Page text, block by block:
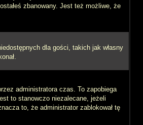
zbanowany. Jest też możliwe, że
dla gości, takich jak własny
administratora czas. To zapobiega
to stanowczo niezalecane, jeżeli
to, że administrator zablokował tę